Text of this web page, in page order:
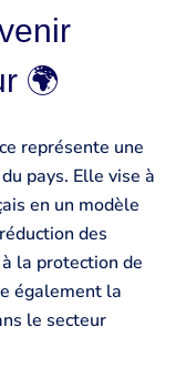
🌍
représente une
pays. Elle vise à
en un modèle
des
la protection de
également la
le secteur